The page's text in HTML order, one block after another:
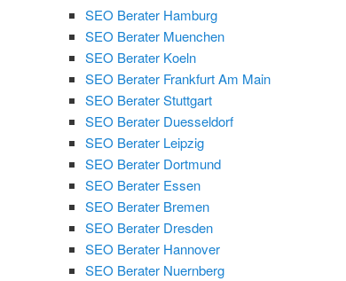
SEO Berater Hamburg
SEO Berater Muenchen
SEO Berater Koeln
SEO Berater Frankfurt Am Main
SEO Berater Stuttgart
SEO Berater Duesseldorf
SEO Berater Leipzig
SEO Berater Dortmund
SEO Berater Essen
SEO Berater Bremen
SEO Berater Dresden
SEO Berater Hannover
SEO Berater Nuernberg